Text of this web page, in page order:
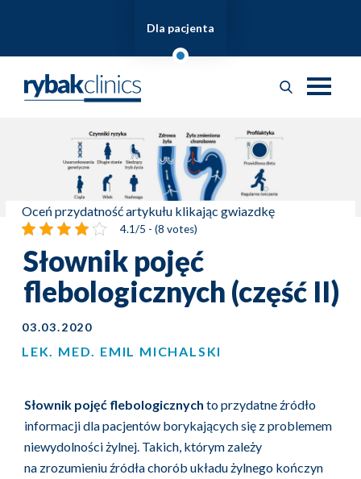
Dla pacjenta
Oceń przydatność artykułu klikając gwiazdkę
4.1/5 - (8 votes)
Słownik pojęć
flebologicznych (część II)
03.03.2020
LEK. MED. EMIL MICHALSKI
Słownik pojęć flebologicznych to przydatne źródło
informacji dla pacjentów borykających się z problemem
niewydolności żylnej. Takich, którym zależy
na zrozumieniu źródła chorób układu żylnego kończyn